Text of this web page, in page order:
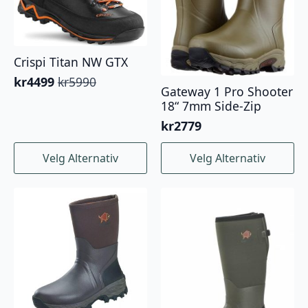
Crispi Titan NW GTX
kr5990
Opprinnelig
kr4499
Nåværende
Velg Alternativ
Dette
produktet
Alternativene
produktsiden
Gateway 1 Pro Shooter
18“ 7mm Side-Zip
kr2779
Velg Alternativ
Dette
produktet
Alternativene
produktsiden